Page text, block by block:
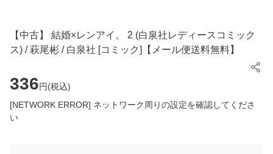
【中古】 結婚×レンアイ。 2 (白泉社レディースコミック
ス) / 萩尾彬 / 白泉社 [コミック]【メール便送料無料】
336円(税込)
[NETWORK ERROR] ネットワーク周りの設定を確認してくださ
い